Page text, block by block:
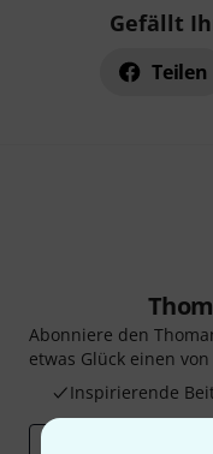
Gefällt
Teilen
Abonniere den
etwas Glück einen von
Inspirierende